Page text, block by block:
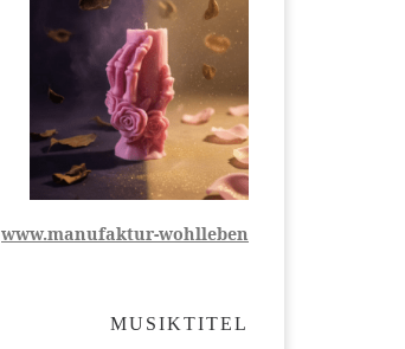
www.manufaktur-wohlleben
MUSIKTITEL